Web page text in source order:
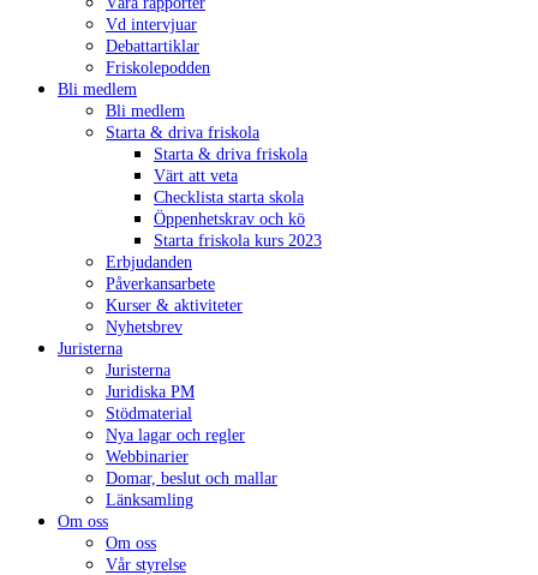
Vd intervjuar
Debattartiklar
Friskolepodden
Bli medlem
Bli medlem
Starta & driva friskola
Starta & driva friskola
Värt att veta
Checklista starta skola
Öppenhetskrav och kö
Starta friskola kurs 2023
Erbjudanden
Påverkansarbete
Kurser & aktiviteter
Nyhetsbrev
Juristerna
Juristerna
Juridiska PM
Stödmaterial
Nya lagar och regler
Webbinarier
Domar, beslut och mallar
Länksamling
Om oss
Om oss
Vår styrelse